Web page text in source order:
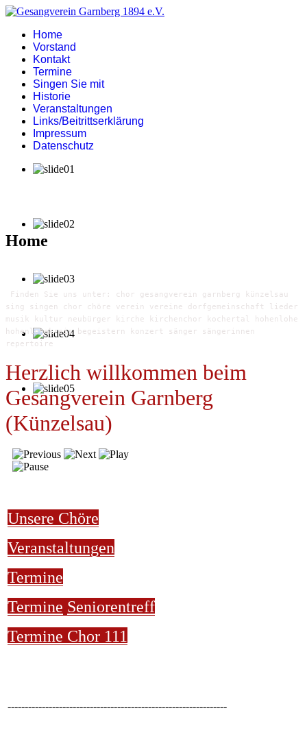
Home
Vorstand
Kontakt
Termine
Singen Sie mit
Historie
Veranstaltungen
Links/Beitrittserklärung
Impressum
Datenschutz
Home
Finden Sie uns unter: chor gesangverein garnberg künzelsau
sing singen chor chöre verein vereine dorfgemeinschaft lieder
musik kultur neubürger kirche kirchenchor kochertal hohenlohe
hohenlohekreis begeistern konzert sänger sängerinnen
repertoire
Herzlich willkommen beim
Gesangverein Garnberg
(Künzelsau)
Unsere Chöre
Veranstaltungen
Termine
Termine Seniorentreff
Termine Chor 111
----------------------------------------------------------------